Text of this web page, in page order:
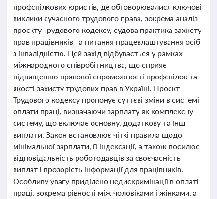
профспілкових юристів, де обговорювалися ключові
виклики сучасного трудового права, зокрема аналіз
проєкту Трудового кодексу, судова практика захисту
прав працівників та питання працевлаштування осіб
з інвалідністю. Цей захід відбувається у рамках
міжнародного співробітництва, що сприяє
підвищенню правової спроможності профспілок та
якості захисту трудових прав в Україні. Проєкт
Трудового кодексу пропонує суттєві зміни в системі
оплати праці, визначаючи зарплату як комплексну
систему, що включає основну, додаткову та інші
виплати. Закон встановлює чіткі правила щодо
мінімальної зарплати, її індексації, а також посилює
відповідальність роботодавців за своєчасність
виплат і прозорість інформації для працівників.
Особливу увагу приділено недискримінації в оплаті
праці, зокрема рівності між чоловіками і жінками, а